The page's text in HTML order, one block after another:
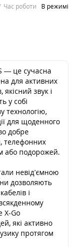
Час роботи
В режимі
— це сучасна
для активних
якісний звук і
у собі
технологію,
для щоденного
добре
телефонних
або подорожей.
невід’ємною
дозволяють
і
X-Go
які активно
протягом